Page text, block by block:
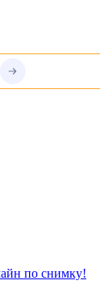
по снимку!